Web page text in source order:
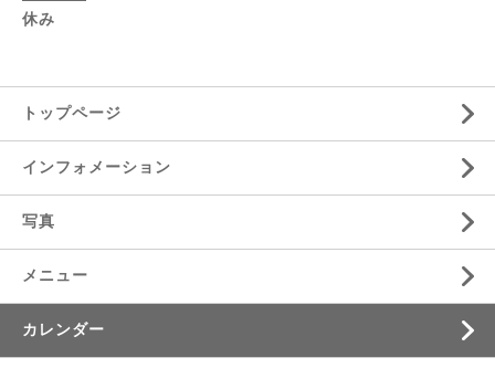
休み
トップページ
インフォメーション
写真
メニュー
カレンダー